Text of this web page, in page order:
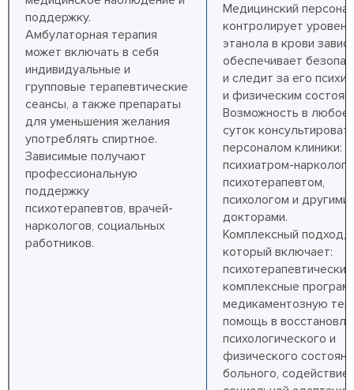
поддержку.
Амбулаторная терапия
может включать в себя
индивидуальные и
групповые терапевтические
сеансы, а также препараты
для уменьшения желания
употреблять спиртное.
Зависимые получают
профессиональную
поддержку
психотерапевтов, врачей-
наркологов, социальных
работников.
Медицинский
контролирует уровень
этанола в крови
обеспечивает
и следит за его
и физическим
Возможность в любое
суток
персоналом клиники:
психиатром-
психотерапевтом,
психологом и другими
докторами.
Комплексный подход,
который включает:
психотерапевтические
комплексные
медикаментозную
помощь в
психологического и
физического
больного, содействие